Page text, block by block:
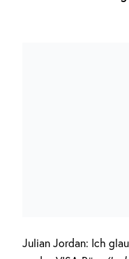
Julian Jordan: Ich